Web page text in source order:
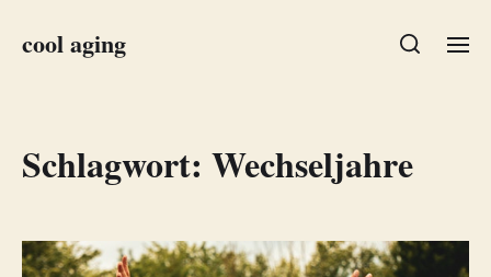
cool aging
Schlagwort: Wechseljahre